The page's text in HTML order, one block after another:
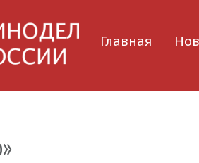
Главная